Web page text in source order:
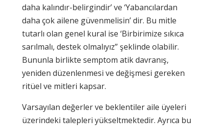
daha kalındır-belirgindir’ ve ‘Yabancılardan
daha çok ailene güvenmelisin’ dir. Bu mitle
tutarlı olan genel kural ise ‘Birbirimize sıkıca
sarılmalı, destek olmalıyız” şeklinde olabilir.
Bununla birlikte semptom atik davranış,
yeniden düzenlenmesi ve değişmesi gereken
ritüel ve mitleri kapsar.
Varsayılan değerler ve beklentiler aile üyeleri
üzerindeki talepleri yükseltmektedir. Ayrıca bu